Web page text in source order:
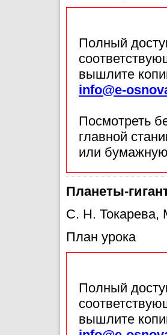
Полный
вышлите
info@e-
Посмотреть
главной
или
Планеты-
С. Н.
План урока
Полный
вышлите